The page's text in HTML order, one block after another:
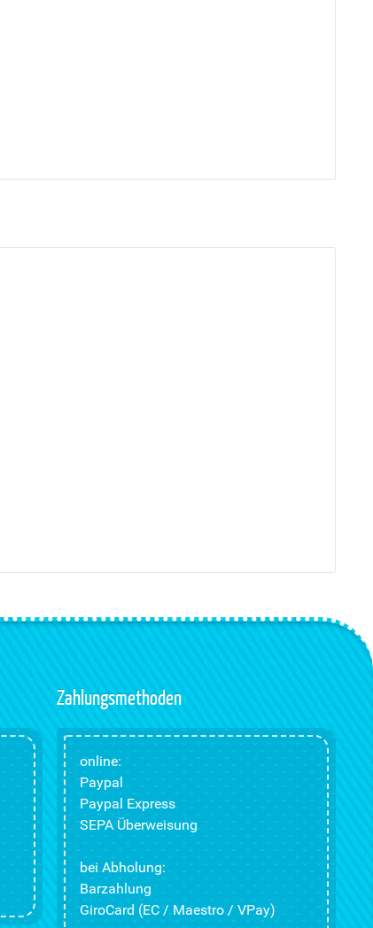
Zahlungsmethoden
online:
Paypal
Paypal Express
SEPA Überweisung
bei Abholung:
Barzahlung
GiroCard (EC / Maestro / VPay)